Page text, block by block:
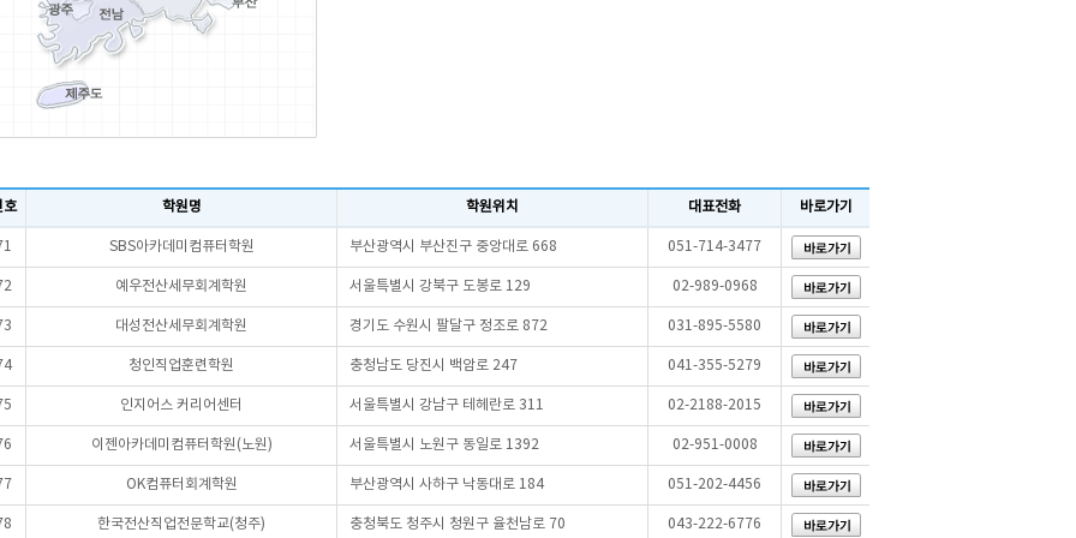
호 학원명 학원위치 대표전화 바로가기
SBS아카데미컴퓨터학원 부산광역시 부산진구 중앙대로 668 051-714-3477
예우전산세무회계학원 서울특별시 강북구 도봉로 129 02-989-0968
대성전산세무회계학원 경기도 수원시 팔달구 정조로 872 031-895-5580
청인직업훈련학원 충청남도 당진시 백암로 247 041-355-5279
인지어스 커리어센터 서울특별시 강남구 테헤란로 311 02-2188-2015
이젠아카데미컴퓨터학원(노원) 서울특별시 노원구 동일로 1392 02-951-0008
OK컴퓨터회계학원 부산광역시 사하구 낙동대로 184 051-202-4456
한국전산직업전문학교(청주) 충청북도 청주시 청원구 율천남로 70 043-222-6776